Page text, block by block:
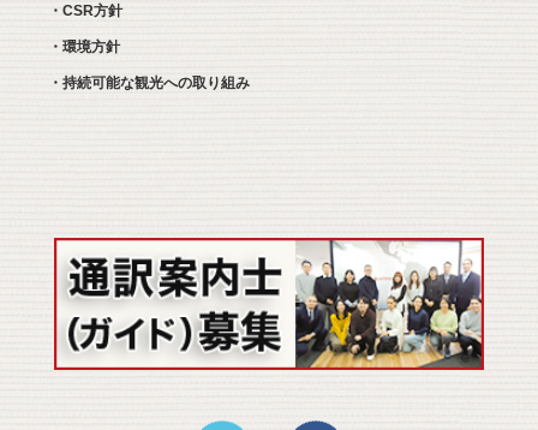
・CSR方針
・環境方針
・持続可能な観光への取り組み